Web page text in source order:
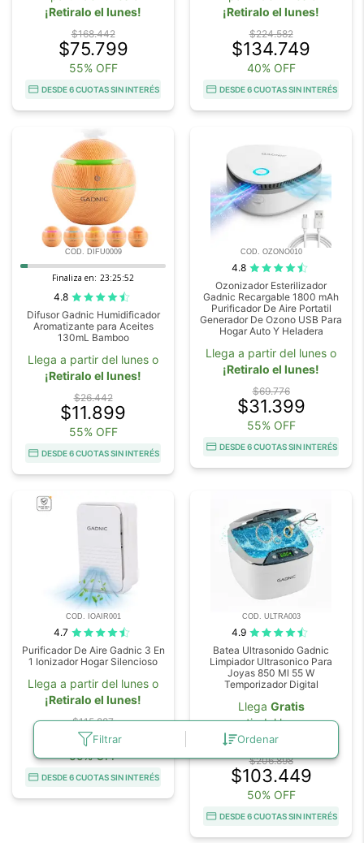
Filtrar Ordenar
¡Retiralo el lunes!
$168.442
$75.799
55% OFF
DESDE 6 CUOTAS SIN INTERÉS
¡Retiralo el lunes!
$224.582
$134.749
40% OFF
DESDE 6 CUOTAS SIN INTERÉS
COD. DIFU0009
Finaliza en: 23:25:51
4.8
Difusor Gadnic Humidificador
Aromatizante para Aceites
130mL Bamboo
Llega a partir del lunes o
¡Retiralo el lunes!
$26.442
$11.899
55% OFF
DESDE 6 CUOTAS SIN INTERÉS
COD. OZONO010
4.8
Ozonizador Esterilizador
Gadnic Recargable 1800 mAh
Purificador De Aire Portatil
Generador De Ozono USB Para
Hogar Auto Y Heladera
Llega a partir del lunes o
¡Retiralo el lunes!
$69.776
$31.399
55% OFF
DESDE 6 CUOTAS SIN INTERÉS
COD. IOAIR001
4.7
Purificador De Aire Gadnic 3 En
1 Ionizador Hogar Silencioso
Llega a partir del lunes o
¡Retiralo el lunes!
$115.887
$52.149
55% OFF
DESDE 6 CUOTAS SIN INTERÉS
COD. ULTRA003
4.9
Batea Ultrasonido Gadnic
Limpiador Ultrasonico Para
Joyas 850 Ml 55 W
Temporizador Digital
Llega Gratis
partir del lunes o
¡Retiralo el lunes!
$206.898
$103.449
50% OFF
DESDE 6 CUOTAS SIN INTERÉS